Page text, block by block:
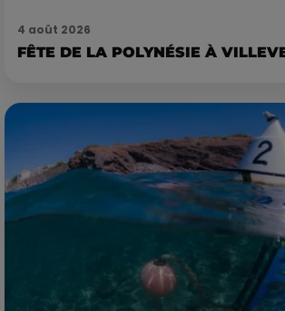
4 août 2026
FÊTE DE LA POLYNÉSIE À